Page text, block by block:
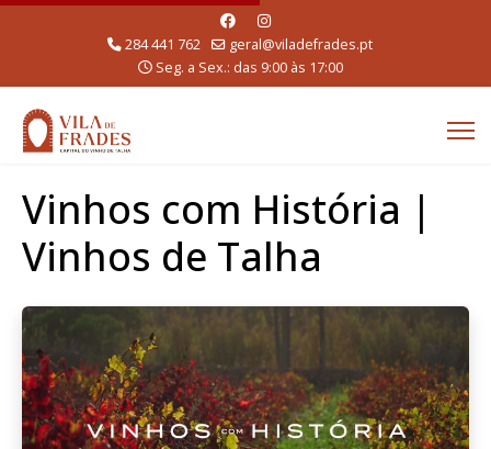
284 441 762
geral@viladefrades.pt
Seg. a Sex.: das 9:00 às 17:00
Vinhos com História |
Vinhos de Talha